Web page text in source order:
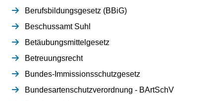
Berufsbildungsgesetz (BBiG)
Beschussamt Suhl
Betäubungsmittelgesetz
Betreuungsrecht
Bundes-Immissionsschutzgesetz
Bundesartenschutzverordnung - BArtSchV